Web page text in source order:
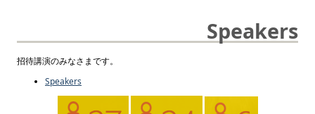
Speakers
招待講演のみなさまです。
Speakers